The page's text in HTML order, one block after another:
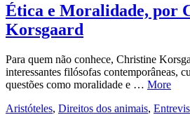
Ética e Moralidade, por
Korsgaard
Para quem não conhece, Christine
interessantes filósofas contemporâneas,
questões como moralidade e … More
Aristóteles, Direitos dos animais,